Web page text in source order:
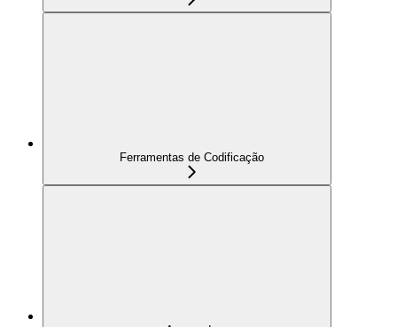
Ferramentas de Codificação